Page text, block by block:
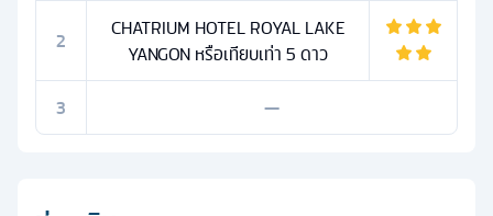
2
CHATRIUM HOTEL ROYAL LAKE
YANGON หรือเทียบเท่า 5 ดาว
3
—